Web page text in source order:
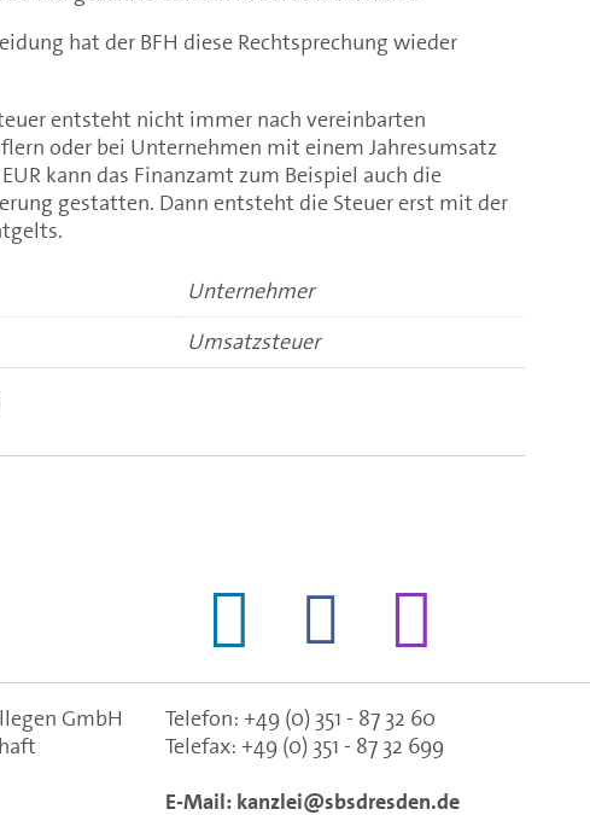
hat der BFH diese Rechtsprechung wieder
entsteht nicht immer nach vereinbarten
oder bei Unternehmen mit einem Jahresumsatz
kann das Finanzamt zum Beispiel auch die
gestatten. Dann entsteht die Steuer erst mit der
Unternehmer
Umsatzsteuer
GmbH
Telefon: +49 (0) 351 - 87 32 60
Telefax: +49 (0) 351 - 87 32 699
E-Mail: kanzlei@sbsdresden.de